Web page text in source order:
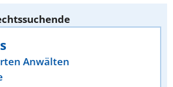
Anwälten